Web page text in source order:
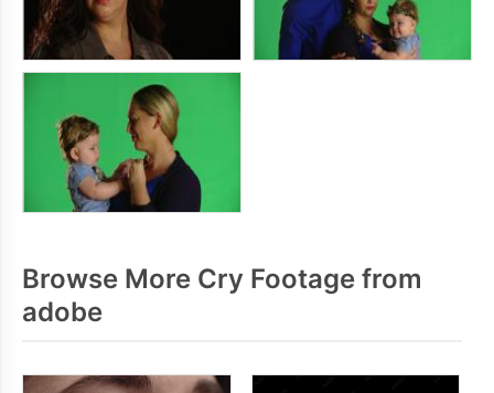
Browse More Cry Footage from
adobe